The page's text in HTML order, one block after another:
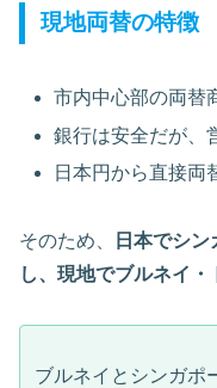
現地両替の特徴
市内中心部の両替
銀行は安全だが、
日本円から直接両
そのため、
日本でシ
し、現地でブルネイ・
ブルネイとシンガポ